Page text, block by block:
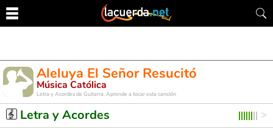
Aleluya El Señor Resucitó
Música Católica
Letra y Acordes de Guitarra. Aprende a tocar esta canción
Letra y Acordes